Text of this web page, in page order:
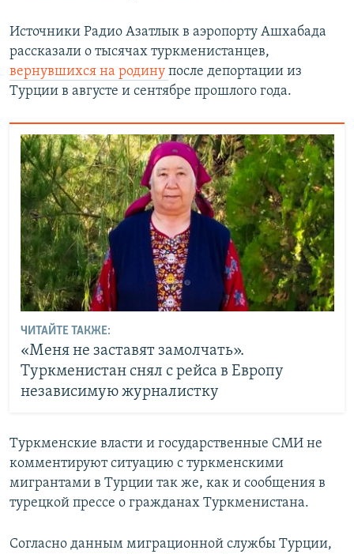
Источники Радио Азатлык в аэропорту Ашхабада
рассказали о тысячах туркменистанцев,
вернувшихся на родину после депортации из
Турции в августе и сентябре прошлого года.
ЧИТАЙТЕ ТАКЖЕ:
«Меня не заставят замолчать».
Туркменистан снял с рейса в Европу
независимую журналистку
Туркменские власти и государственные СМИ не
комментируют ситуацию с туркменскими
мигрантами в Турции так же, как и сообщения в
турецкой прессе о гражданах Туркменистана.
Согласно данным миграционной службы Турции,